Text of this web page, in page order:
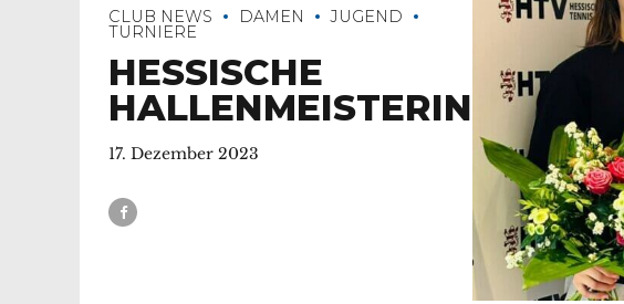
CLUB NEWS DAMEN JUGEND
TURNIERE
HESSISCHE
HALLENMEISTERIN
17. Dezember 2023